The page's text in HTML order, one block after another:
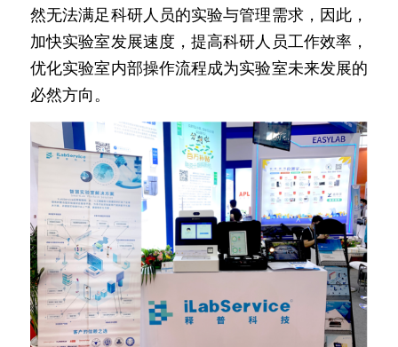
然无法满足科研人员的实验与管理需求，因此，
加快实验室发展速度，提高科研人员工作效率，
优化实验室内部操作流程成为实验室未来发展的
必然方向。